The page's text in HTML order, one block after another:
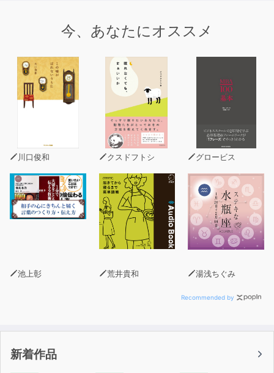
今、あなたにオススメ
川口俊和 クスドフトシ グロービス
池上彰 荒井貴和 湯浅ちぐみ
Recommended by
新着作品